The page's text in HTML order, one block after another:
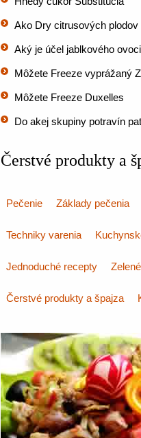
Ako Dry citrusových plodov
Aký je účel jablkového
Môžete Freeze vyprážaný
Môžete Freeze Duxelles
Do akej skupiny potravín
Čerstvé produkty a
Pečenie Základy pečenia
Techniky varenia
Jednoduché recepty
Čerstvé produkty a špajza